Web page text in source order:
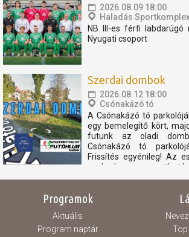
2026.08.09 18:00
Haladás
NB III-es férfi labdarúgó
Nyugati csoport
Szerdai dombok
2026.08.12 18:00
Csónakázó tó
A Csónakázó tó
egy bemelegítő kört,
futunk az oladi
Csónakázó tó
Frissítés egyénileg! Az
szabadon
Programok
Aktuális
Program naptár
Top